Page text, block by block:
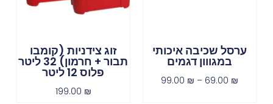
ערסל שכיבה איכותי
במגווון דגמים
69.00 ₪
–
99.00 ₪
זוג צידניות (קומבו
תבור + חרמון) 32 ליטר
פלוס 12 ליטר
199.00 ₪